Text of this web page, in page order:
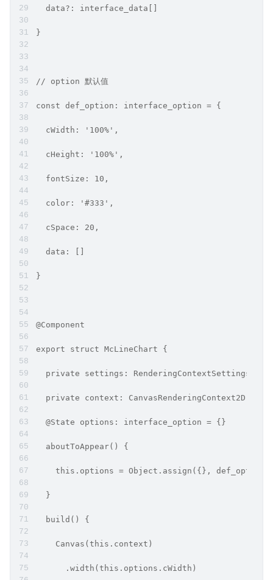
  data?: interface_data[]
}
// option 默认值
const def_option: interface_option = {
  cWidth: '100%',
  cHeight: '100%',
  fontSize: 10,
  color: '#333',
  cSpace: 20,
  data: []
}
@Component
export struct McLineChart {
private settings: RenderingContextSettings =
private context: CanvasRenderingContext2D =
  @State options: interface_option = {}
  aboutToAppear() {
this.options = Object.assign({}, def_option,
  }
  build() {
    Canvas(this.context)
      .width(this.options.cWidth)